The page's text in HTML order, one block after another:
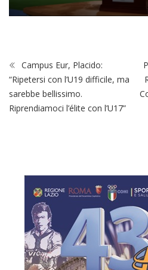
Campus Eur, Placido:
“Ripetersi con l’U19 difficile, ma
sarebbe bellissimo.
Riprendiamoci l’élite con l’U17”